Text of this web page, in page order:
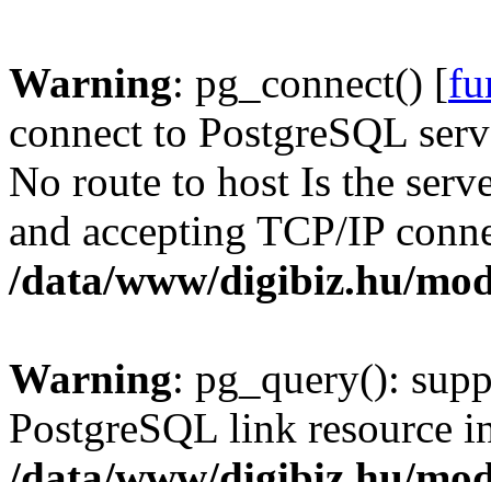
Warning: pg_connect() [
connect to PostgreSQL
No route to host Is the
and accepting TCP/IP
/data/www/digibiz.hu/
Warning: pg_query():
PostgreSQL link resource